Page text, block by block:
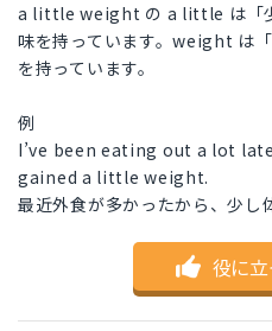
a little weight の a little は「
味を持っています。weight は
を持っています。
例
I’ve been eating out a lot
gained a little weight.
最近外食が多かったから、少し
役に